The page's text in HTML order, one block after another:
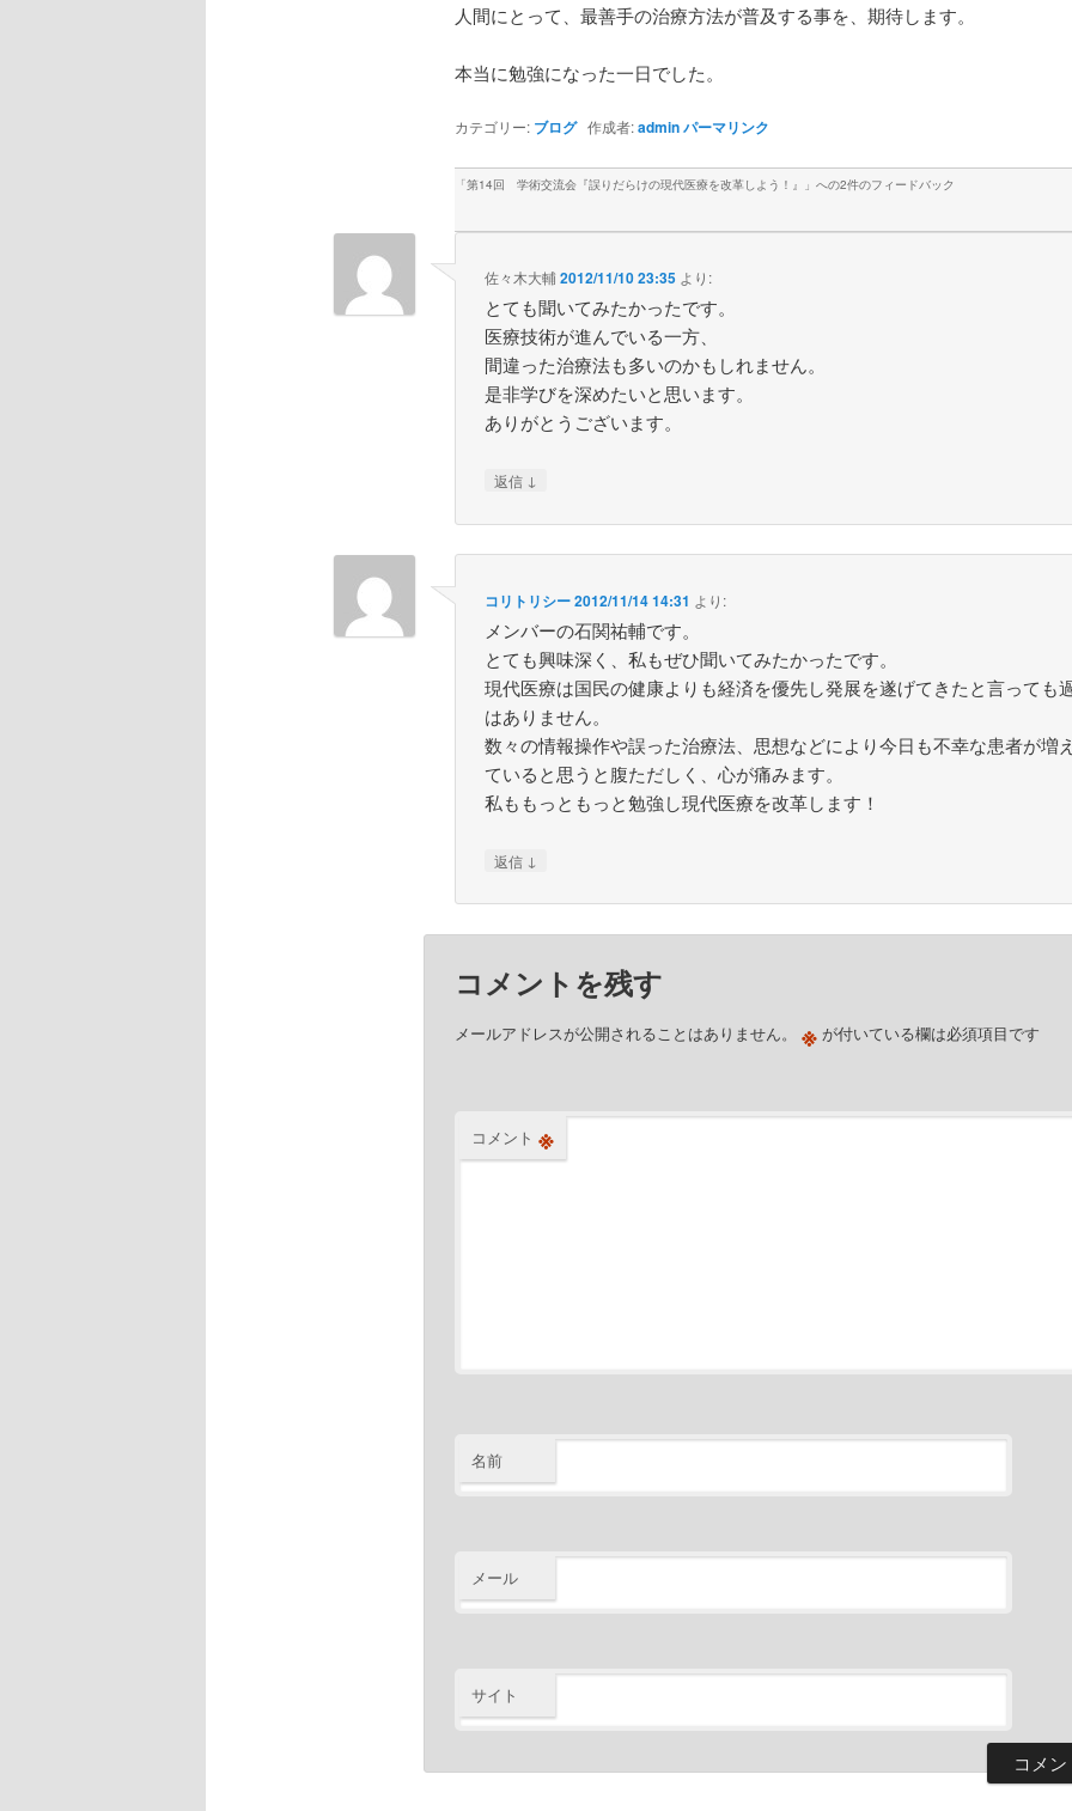
人間にとって、最善手の治療方法が普及する事を、期待します。
本当に勉強になった一日でした。
カテゴリー: ブログ作成者:adminパーマリンク
「第14回 学術交流会『誤りだらけの現代医療を改革しよう！』 」への2件のフィードバック
佐々木大輔2012/11/10 23:35 より:
とても聞いてみたかったです。
医療技術が進んでいる一方、
間違った治療法も多いのかもしれません。
是非学びを深めたいと思います。
ありがとうございます。
返信 ↓
コリトリシー2012/11/14 14:31 より:
メンバーの石関祐輔です。
とても興味深く、私もぜひ聞いてみたかったです。
現代医療は国民の健康よりも経済を優先し発展を遂げてきたと言っても
はありません。
数々の情報操作や誤った治療法、思想などにより今日も不幸な患者が増
ていると思うと腹ただしく、心が痛みます。
私ももっともっと勉強し現代医療を改革します！
返信 ↓
コメントを残す
メールアドレスが公開されることはありません。 ※が付いている欄は必須項目です
コメント ※
名前
メール
サイト